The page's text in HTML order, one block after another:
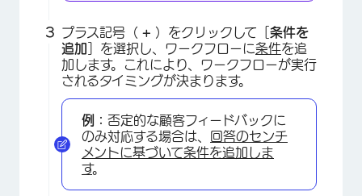
プラス記号（ + ）をクリックして［ 条件を
追加
］を選択し、ワークフローに条件を追
加します。これにより、ワークフローが実行
されるタイミングが決まります。
例： 否定的な顧客フィードバックに
のみ対応する場合は、
回答のセンチ
メントに基づいて条件を追加しま
す。